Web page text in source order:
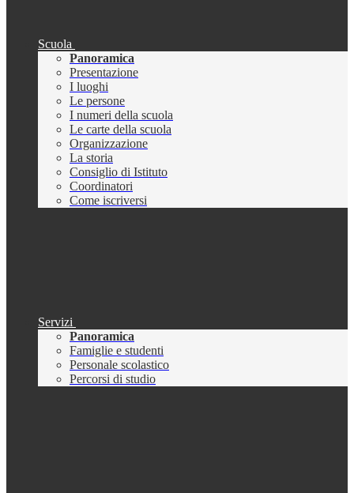
Scuola
Panoramica
Presentazione
I luoghi
Le persone
I numeri della scuola
Le carte della scuola
Organizzazione
La storia
Consiglio di Istituto
Coordinatori
Come iscriversi
Servizi
Panoramica
Famiglie e studenti
Personale scolastico
Percorsi di studio